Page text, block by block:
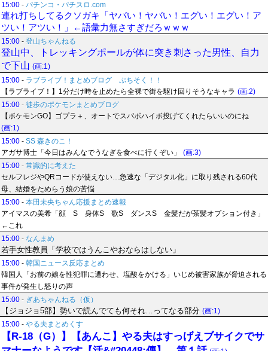
15:00 - パチンコ・パチスロ.com
連れ打ちしてるクソガキ「ヤバい！ヤバい！エグい！エグい！ア
ツい！アツい！」←語彙力無さすぎだろｗｗｗ
15:00 - 登山ちゃんねる
登山中、トレッキングポールが体に突き刺さった男性、自力
で下山 (画:1)
15:00 - ラブライブ！まとめブログ ぷちそく！！
【ラブライブ！】1分だけ時を止めたら全裸で街を駆け回りそうなキャラ (画:2)
15:00 - 徒歩のポケモンまとめブログ
【ポケモンGO】ゴプラ＋、オートでスパボハイボ投げてくれたらいいのにね
(画:1)
15:00 - SS 森きのこ！
アガサ博士「今日はみんなでうなぎを食べに行くぞい」
(画:3)
15:00 - 常識的に考えた
セルフレジやQRコードが使えない…急速な「デジタル化」に取り残される60代
母、結婚をためらう娘の苦悩
15:00 - 本田未央ちゃん応援まとめ速報
アイマスの美希「顔 S 身体S 歌S ダンスS 金髪だが茶髪オプション付き」
←これ
15:00 - なんまめ
若手女性教員「学校ではうんこやおならはしない」
15:00 - 韓国ニュース反応まとめ
韓国人「お前の娘を性犯罪に遭わせ、塩酸をかける」いじめ被害家族が脅迫される
事件が発生し怒りの声
15:00 - ぎあちゃんねる（仮）
【ジョジョ5部】勢いで読んでても何それ…ってなる部分 (画:1)
15:00 - やる夫まとめくす
【R-18（G）】【あんこ】やる夫はすっげえブサイクでサ